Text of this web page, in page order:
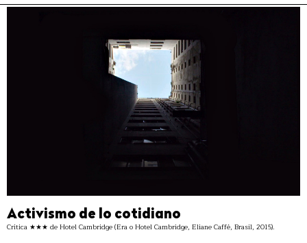
Activismo de lo cotidiano
Crítica ★★★ de Hotel Cambridge (Era o Hotel Cambridge, Eliane Caffé, Brasil, 2015).